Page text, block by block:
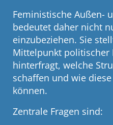
Feministische Außen-
bedeutet daher nicht
einzubeziehen. Sie
Mittelpunkt politischer
hinterfragt, welche
schaffen und wie
können.
Zentrale Fragen sind: